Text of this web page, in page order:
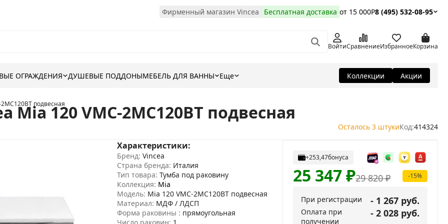
Фирменный магазин Vincea Бесплатная доставка от 15 000Р8 (495) 532-08-95
ВойтиСравнениеИзбранноеКорзина
ОГРАЖДЕНИЯ ДУШЕВЫЕ ПОДДОНЫМЕБЕЛЬ ДЛЯ ВАННЫ Еще Коллекции Акции
подвесная
120 VMC-2MC120BT подвесная
Осталось 3 штукиКод:414324
Характеристики:
Бренд: Vincea
Страна бренда: Италия
Тип товара: Тумба под раковину
Коллекция: Mia
Модель: Mia 120 VMC-2MC120BT подвесная
Материал: МДФ / ЛДСП
Форма раковины : прямоугольная
+253,47бонуса
29 820₽
25 347₽ -15%
При регистрации - 1 267 руб.
Оплата при
получении
- 2 028 руб.